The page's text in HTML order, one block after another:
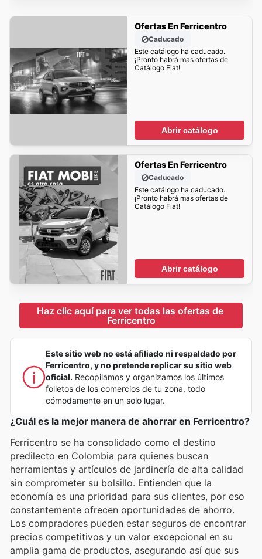
Ofertas En Ferricentro
Caducado
Este catálogo ha caducado.
¡Pronto habrá mas ofertas de
Catálogo Fiat!
Abrir catálogo
Ofertas En Ferricentro
Caducado
Este catálogo ha caducado.
¡Pronto habrá mas ofertas de
Catálogo Fiat!
Abrir catálogo
Haz clic aquí para ver todas las ofertas de
Ferricentro
Este sitio web no está afiliado ni respaldado por
Ferricentro, y no pretende replicar su sitio web
oficial. Recopilamos y organizamos los últimos
folletos de los comercios de tu zona, todo
cómodamente en un solo lugar.
¿Cuál es la mejor manera de ahorrar en Ferricentro?
Ferricentro se ha consolidado como el destino
predilecto en Colombia para quienes buscan
herramientas y artículos de jardinería de alta calidad
sin comprometer su bolsillo. Entienden que la
economía es una prioridad para sus clientes, por eso
constantemente ofrecen oportunidades de ahorro.
Los compradores pueden estar seguros de encontrar
precios competitivos y un valor excepcional en su
amplia gama de productos, asegurando así que sus